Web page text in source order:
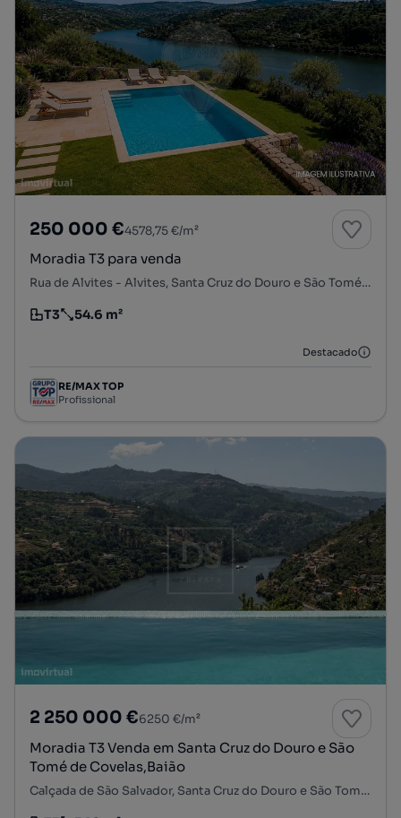
250 000 €4578,75 €/m²
Moradia T3 para venda
Rua de Alvites - Alvites, Santa Cruz do Douro e São Tomé de Covelas, Baião, Porto
Tipologia
T3
Preço por metro quadrado
54.6 m²
Destacado
RE/MAX TOP
Profissional
2 250 000 €6250 €/m²
Moradia T3 Venda em Santa Cruz do Douro e São
Tomé de Covelas,Baião
Calçada de São Salvador, Santa Cruz do Douro e São Tomé de Covelas, Baião, Porto